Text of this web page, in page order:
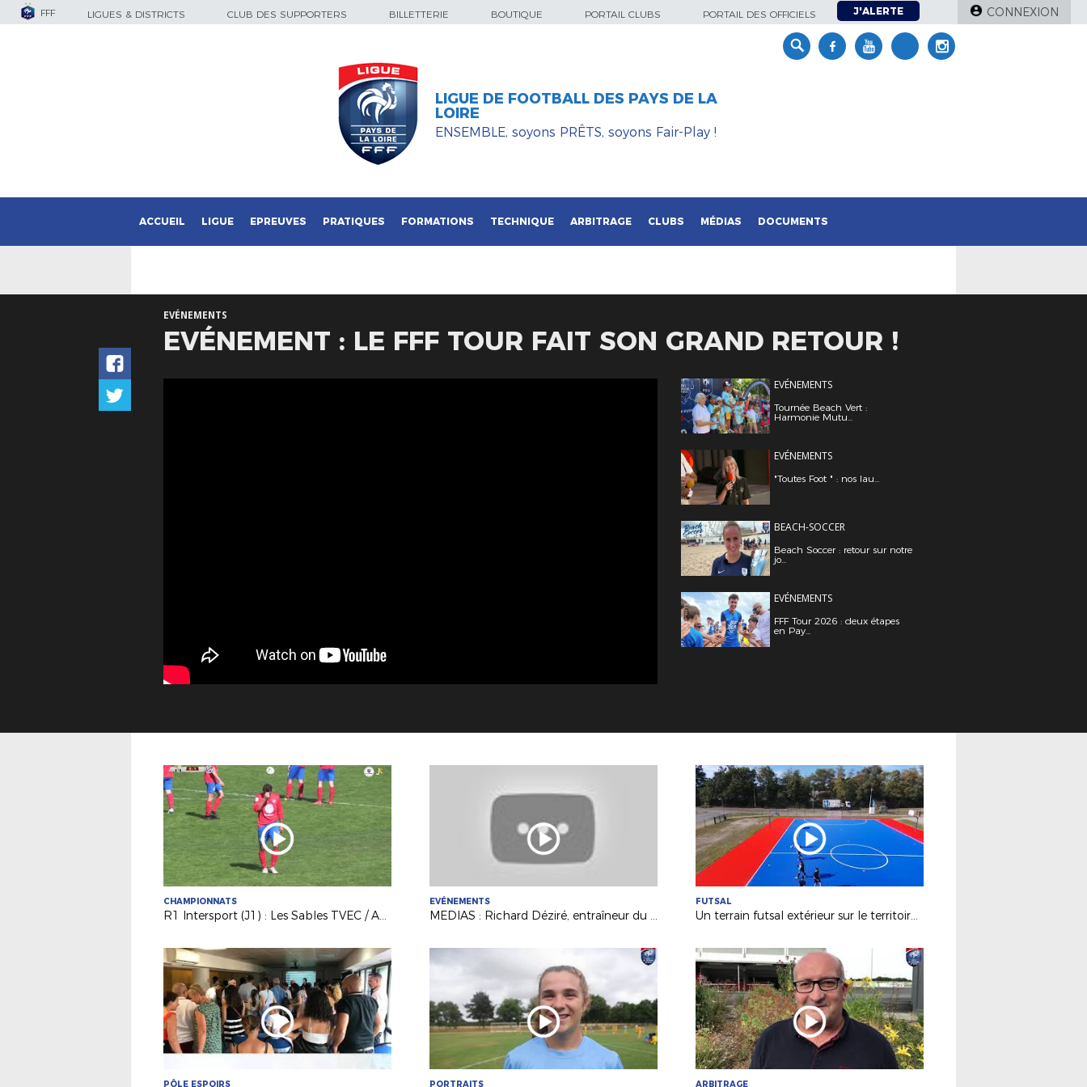
FFF LIGUES & DISTRICTS CLUB DES SUPPORTERS BILLETTERIE BOUTIQUE PORTAIL CLUBS PORTAIL DES OFFICIELS J'ALERTE CONNEXION
LIGUE DE FOOTBALL DES PAYS DE LA
LOIRE
ENSEMBLE, soyons PRÊTS, soyons Fair-Play !
ACCUEIL LIGUE EPREUVES PRATIQUES FORMATIONS TECHNIQUE ARBITRAGE CLUBS MÉDIAS DOCUMENTS
EVÉNEMENTS
EVÉNEMENT : LE FFF TOUR FAIT SON GRAND RETOUR !
EVÉNEMENTS
Tournée Beach Vert :
Harmonie Mutu...
EVÉNEMENTS
"Toutes Foot " : nos lau...
BEACH-SOCCER
Beach Soccer : retour sur notre
jo...
EVÉNEMENTS
FFF Tour 2026 : deux étapes
en Pay...
CHAMPIONNATS
R1 Intersport (J1) : Les Sables TVEC / Anc. Château-Gontier (3-1)
EVÉNEMENTS
MEDIAS : Richard Déziré, entraîneur du Mans FC invité d'“Une Semaine en Ballon"
FUTSAL
Un terrain futsal extérieur sur le territoire de la Ligue !
PÔLE ESPOIRS PORTRAITS ARBITRAGE